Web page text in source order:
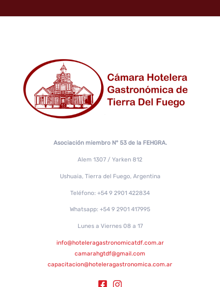
Asociación miembro N° 53 de la FEHGRA.
Alem 1307 / Yarken 812
Ushuaia, Tierra del Fuego, Argentina
Teléfono: +54 9 2901 422834
Whatsapp: +54 9 2901 417995
Lunes a Viernes 08 a 17
info@hoteleragastronomicatdf.com.ar
camarahgtdf@gmail.com
capacitacion@hoteleragastronomica.com.ar